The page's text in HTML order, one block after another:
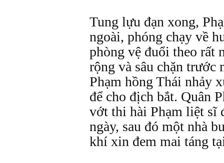
Tung lựu đạn xong,
ngoài, phóng chạy về
phòng vệ đuổi theo rất
rộng và sâu chặn trước
Phạm hồng Thái nhảy
để cho địch bắt. Quân
vớt thi hài Phạm liệt sĩ
ngày, sau đó một nhà
khí xin đem mai táng